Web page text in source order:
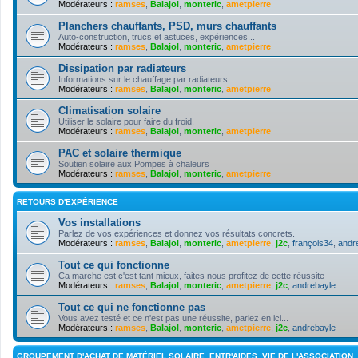
Modérateurs : ramses Balajol monteric ametpierre
Planchers chauffants, PSD, murs chauffants
Auto-construction, trucs et astuces, expériences...
Modérateurs : ramses Balajol monteric ametpierre
Dissipation par radiateurs
Informations sur le chauffage par radiateurs.
Modérateurs : ramses Balajol monteric ametpierre
Climatisation solaire
Utiliser le solaire pour faire du froid.
Modérateurs : ramses Balajol monteric ametpierre
PAC et solaire thermique
Soutien solaire aux Pompes à chaleurs
Modérateurs : ramses Balajol monteric ametpierre
RETOURS D'EXPÉRIENCE
Vos installations
Parlez de vos expériences et donnez vos résultats concrets.
Modérateurs : ramses Balajol monteric ametpierre j2c françois34
Tout ce qui fonctionne
Ca marche est c'est tant mieux, faites nous profitez de cette réussite
Modérateurs : ramses Balajol monteric ametpierre j2c andrebayle
Tout ce qui ne fonctionne pas
Vous avez testé et ce n'est pas une réussite, parlez en ici...
Modérateurs : ramses Balajol monteric ametpierre j2c andrebayle
GROUPEMENT D'ACHAT DE MATÉRIEL SOLAIRE, ENTR'AIDES, VIE DE L'ASSOCIATION,